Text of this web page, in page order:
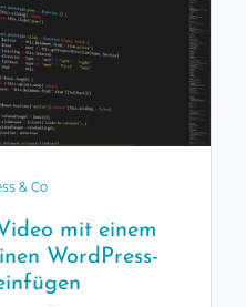
& Co
mit einem
WordPress-